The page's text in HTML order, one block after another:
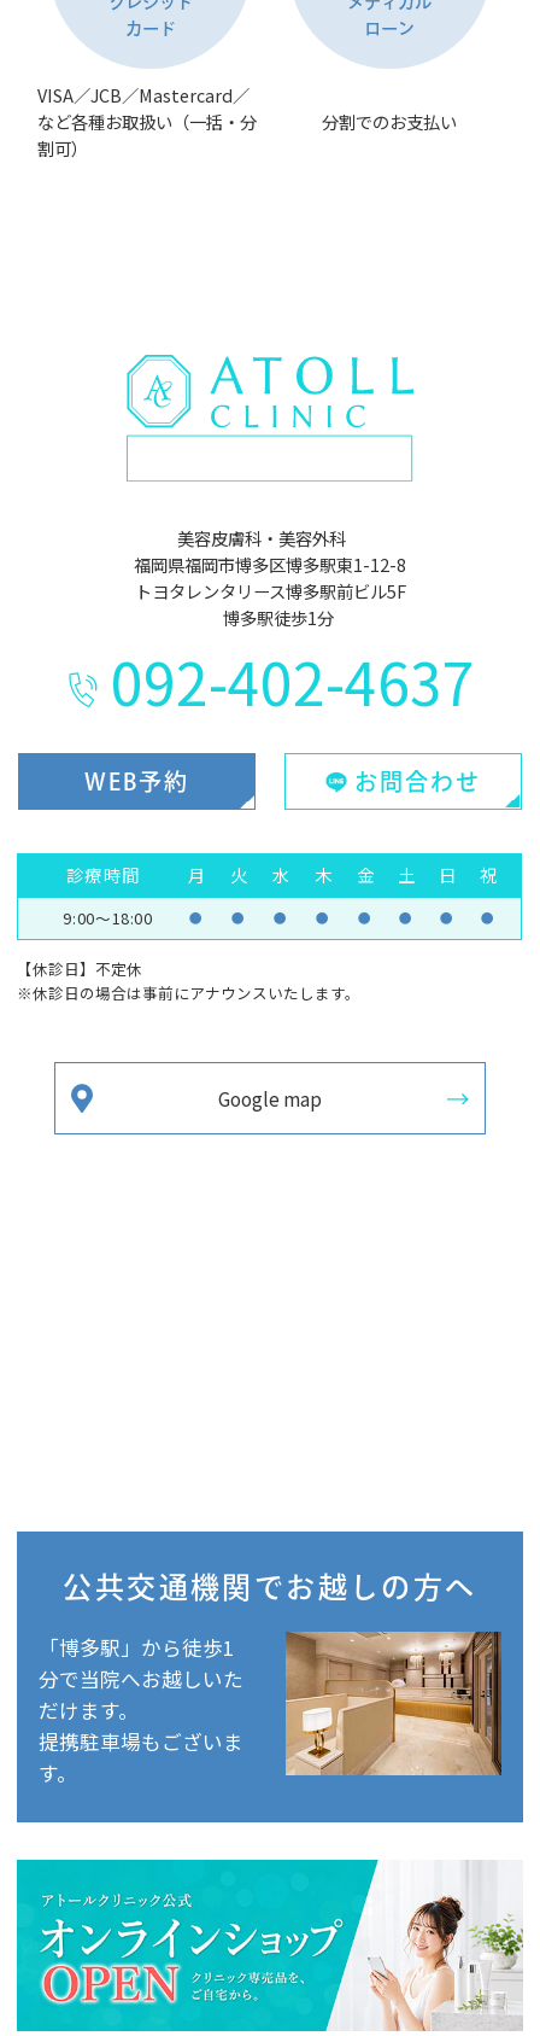
カード
VISA／JCB／Mastercard／
など各種お取扱い（一括・分
割可）
ローン
分割でのお支払い
美容皮膚科・美容外科
福岡県福岡市博多区博多駅東1-12-8
トヨタレンタリース博多駅前ビル5F
博多駅徒歩1分
092-402-4637
WEB予約 お問合わせ
診療時間 月 火 水 木 金 土 日 祝
9:00～18:00 ● ● ● ● ● ● ● ●
【休診日】不定休
※休診日の場合は事前にアナウンスいたします。
Google map
公共交通機関で お越しの方へ
「博多駅」から徒歩1
分で当院へお越しいた
だけます。
提携駐車場もございま
す。